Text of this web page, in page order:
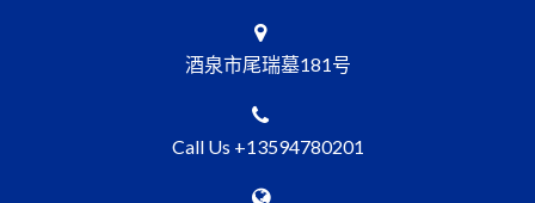
酒泉市尾瑞墓181号
Call Us +13594780201